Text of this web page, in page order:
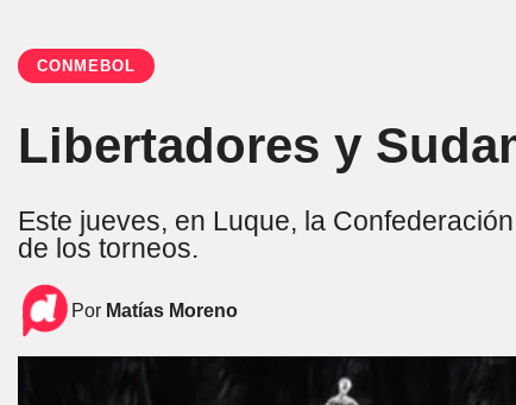
CONMEBOL
Libertadores y
Este jueves, en Luque, la
de los torneos.
Por Matías Moreno